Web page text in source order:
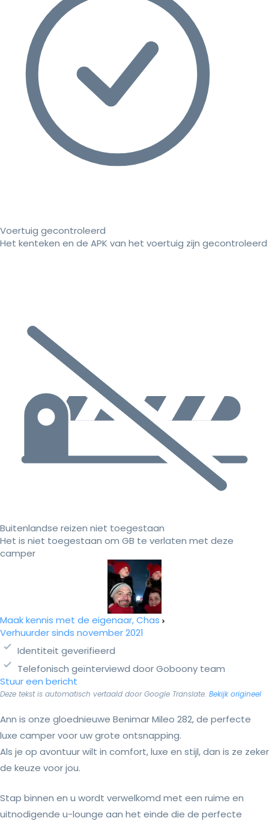
Voertuig gecontroleerd
Het kenteken en de APK van het voertuig zijn gecontroleerd
Buitenlandse reizen niet toegestaan
Het is niet toegestaan om GB te verlaten met deze
camper
Maak kennis met de eigenaar, Chas
Verhuurder sinds november 2021
Identiteit geverifieerd
Telefonisch geïnterviewd door Goboony team
Stuur een bericht
Deze tekst is automatisch vertaald door Google Translate. Bekijk origineel
Ann is onze gloednieuwe Benimar Mileo 282, de perfecte
luxe camper voor uw grote ontsnapping.
Als je op avontuur wilt in comfort, luxe en stijl, dan is ze zeker
de keuze voor jou.
Stap binnen en u wordt verwelkomd met een ruime en
uitnodigende u-lounge aan het einde die de perfecte